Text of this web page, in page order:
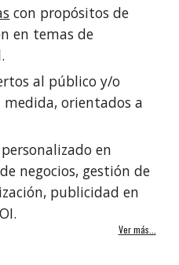
con propósitos de
en temas de
al público y/o
medida, orientados a
personalizado en
negocios, gestión de
publicidad en
Ver más...